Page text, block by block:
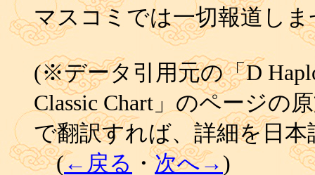
マスコミでは一切報道し
(※データ引用元の「D
Classic Chart」のページの
で翻訳すれば、詳細を日
(←戻る ・次へ→ )